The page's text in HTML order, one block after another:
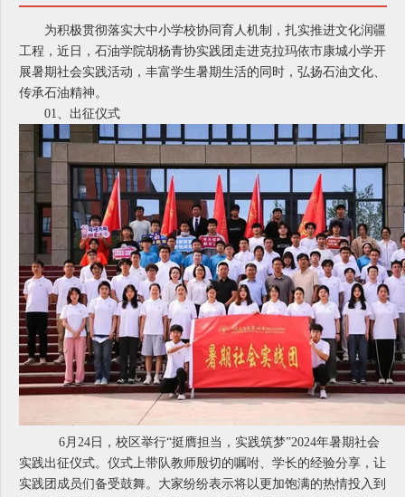
为积极贯彻落实大中小学校协同育人机制，扎实推进文化润疆
工程，近日，石油学院胡杨青协实践团走进克拉玛依市康城小学开
展暑期社会实践活动，丰富学生暑期生活的同时，弘扬石油文化、
传承石油精神。
01、 出征仪式
6月24日，校区举行“挺膺担当，实践筑梦”2024年暑期社会
实践出征仪式。仪式上带队教师殷切的嘱咐、学长的经验分享，让
实践团成员们备受鼓舞。大家纷纷表示将以更加饱满的热情投入到